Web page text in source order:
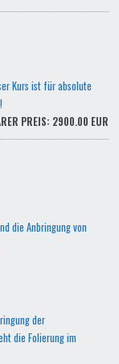
Kurs ist für absolute
PREIS: 2900.00 EUR
die Anbringung von
der
die Folierung im